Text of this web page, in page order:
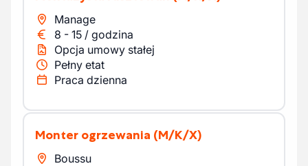
Manage
8 - 15 / godzina
Opcja umowy stałej
Pełny etat
Praca dzienna
Monter ogrzewania (M/K/X)
Boussu